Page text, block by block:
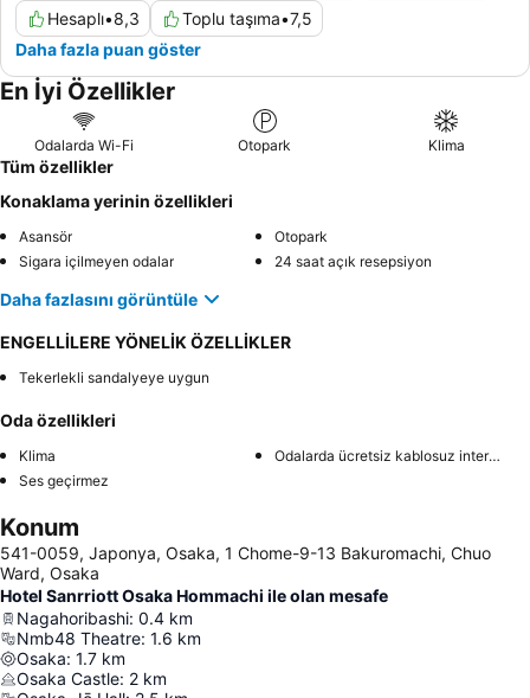
Hesaplı•8,3 Toplu taşıma•7,5
Daha fazla puan göster
En İyi Özellikler
Odalarda Wi-Fi Otopark Klima
Tüm özellikler
Konaklama yerinin özellikleri
Asansör
Otopark
Sigara içilmeyen odalar
24 saat açık resepsiyon
Daha fazlasını görüntüle
ENGELLİLERE YÖNELİK ÖZELLİKLER
Tekerlekli sandalyeye uygun
Oda özellikleri
Klima
Odalarda ücretsiz kablosuz internet
Ses geçirmez
Konum
541-0059, Japonya, Osaka, 1 Chome-9-13 Bakuromachi, Chuo
Ward, Osaka
Hotel Sanrriott Osaka Hommachi ile olan mesafe
Nagahoribashi: 0.4 km
Nmb48 Theatre: 1.6 km
Osaka: 1.7 km
Osaka Castle: 2 km